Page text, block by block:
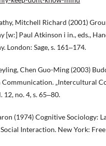
Mitchell Richard (2001)
[w:] Paul Atkinson i in., eds.,
London: Sage, s. 161‒174.
Chen Guo-Ming (2003)
Communication. „Intercultural
12, no. 4, s. 65‒80.
(1974) Cognitive Sociology:
Interaction. New York: Free